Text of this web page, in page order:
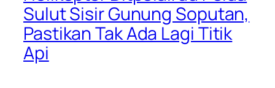
Sulut Sisir Gunung Soputan,
Pastikan Tak Ada Lagi Titik
Api